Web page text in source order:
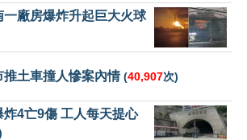
廠房爆炸升起巨大火球
推土車撞人慘案內情(40,907次)
4亡9傷 工人每天提心